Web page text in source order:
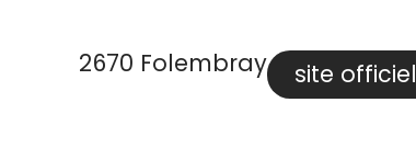
2670 Folembray site officiel